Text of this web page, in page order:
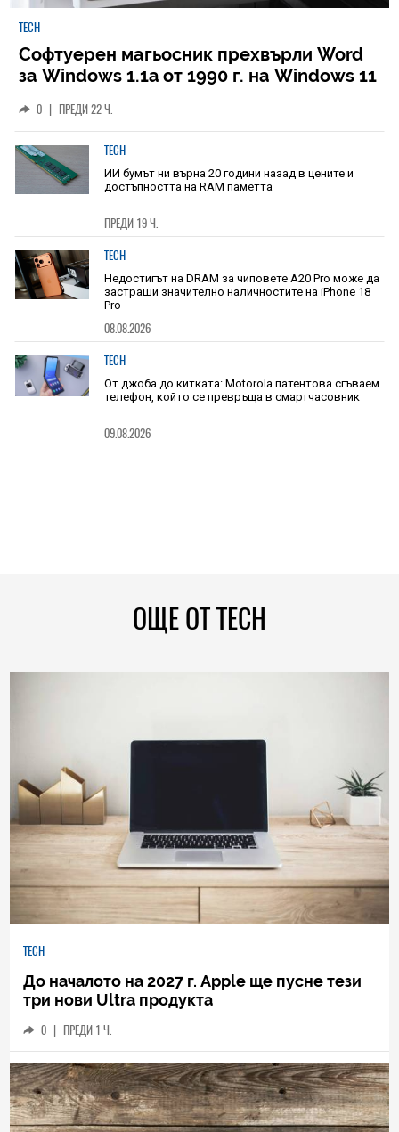
TECH
Софтуерен магьосник прехвърли Word
за Windows 1.1a от 1990 г. на Windows 11
0 | ПРЕДИ 22 Ч.
TECH
ИИ бумът ни върна 20 години назад в цените и
достъпността на RAM паметта
ПРЕДИ 19 Ч.
TECH
Недостигът на DRAM за чиповете A20 Pro може да
застраши значително наличностите на iPhone 18
Pro
08.08.2026
TECH
От джоба до китката: Motorola патентова сгъваем
телефон, който се превръща в смартчасовник
09.08.2026
ОЩЕ ОТ TECH
TECH
До началото на 2027 г. Apple ще пусне тези
три нови Ultra продукта
0 | ПРЕДИ 1 Ч.